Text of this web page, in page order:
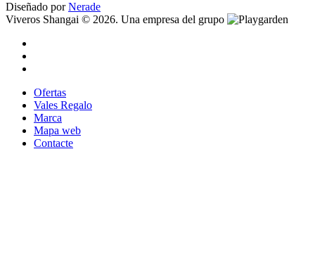
Diseñado porNerade
Viveros Shangai © 2026. Una empresa del grupo
Ofertas
Vales Regalo
Marca
Mapa web
Contacte